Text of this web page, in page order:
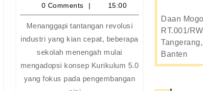
Game:
Begini
Jurusan
Animasi
Mengantarmu
Menyiapkan
Siswa
Melawan
Otomasi
Robot
0 Comments
15:00
Menanggapi tantangan revolusi
industri yang kian cepat, beberapa
sekolah menengah mulai
mengadopsi konsep Kurikulum 5.0
yang fokus pada pengembangan
Daan
RT.001/
Banten